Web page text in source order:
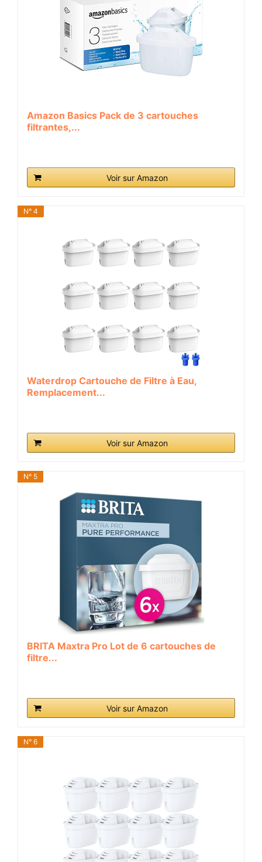
Amazon Basics Pack de 3 cartouches
filtrantes,...
Voir sur Amazon
N° 4
Waterdrop Cartouche de Filtre à Eau,
Remplacement...
Voir sur Amazon
N° 5
BRITA Maxtra Pro Lot de 6 cartouches de
filtre...
Voir sur Amazon
N° 6